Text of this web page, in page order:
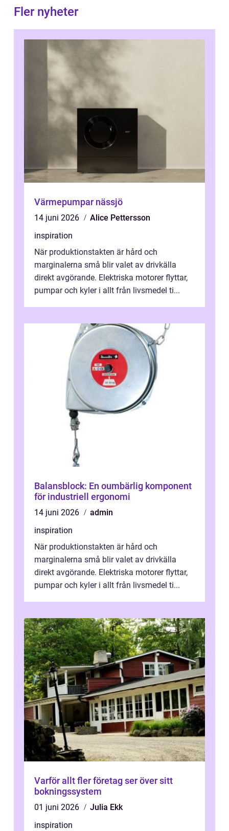
Fler nyheter
Värmepumpar nässjö
14 juni 2026
Alice Pettersson
inspiration
När produktionstakten är hård och
marginalerna små blir valet av drivkälla
direkt avgörande. Elektriska motorer flyttar,
pumpar och kyler i allt från livsmedel ti...
Balansblock: En oumbärlig komponent
för industriell ergonomi
14 juni 2026
admin
inspiration
När produktionstakten är hård och
marginalerna små blir valet av drivkälla
direkt avgörande. Elektriska motorer flyttar,
pumpar och kyler i allt från livsmedel ti...
Varför allt fler företag ser över sitt
bokningssystem
01 juni 2026
Julia Ekk
inspiration